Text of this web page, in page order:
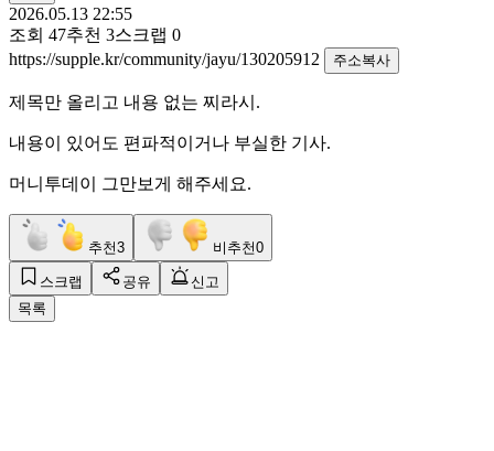
2026.05.13 22:55
조회 47추천 3스크랩 0
https://supple.kr/community/jayu/130205912
주소복사
제목만 올리고 내용 없는 찌라시.
내용이 있어도 편파적이거나 부실한 기사.
머니투데이 그만보게 해주세요.
추천3 비추천0
스크랩 공유
신고
목록